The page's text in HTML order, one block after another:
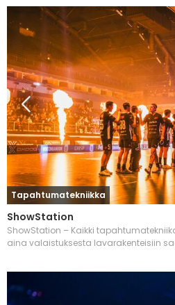
Tapahtumatekniikka
ShowStation
ShowStation – Kaikki
aina valaistuksesta lavarakenteisiin